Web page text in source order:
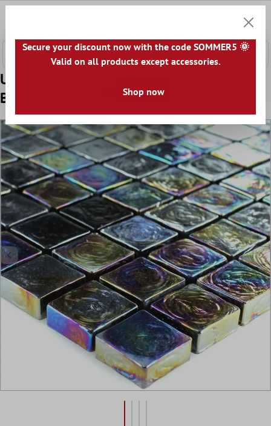
Uzorak Mozaik Pločice Staklo Efekt Petrol
Black
Secure your discount now with the code SOMMER5 🌞
Valid on all products except accessories.
Shop now